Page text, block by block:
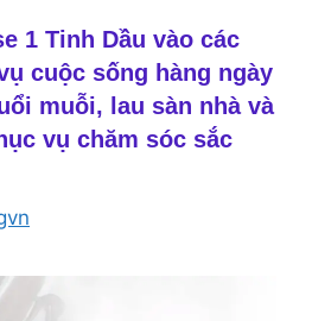
1 Tinh Dầu vào các
cuộc sống hàng ngày
muỗi, lau sàn nhà và
vụ chăm sóc sắc